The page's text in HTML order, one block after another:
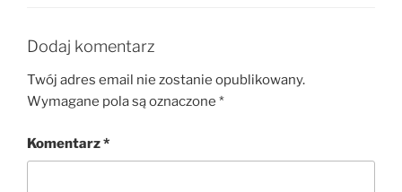
Dodaj komentarz
Twój adres email nie zostanie opublikowany.
Wymagane pola są oznaczone *
Komentarz*